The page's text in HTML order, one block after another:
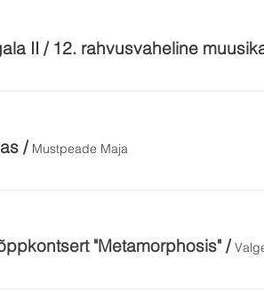
/ Mustpeade Maja
"Metamorphosis" /